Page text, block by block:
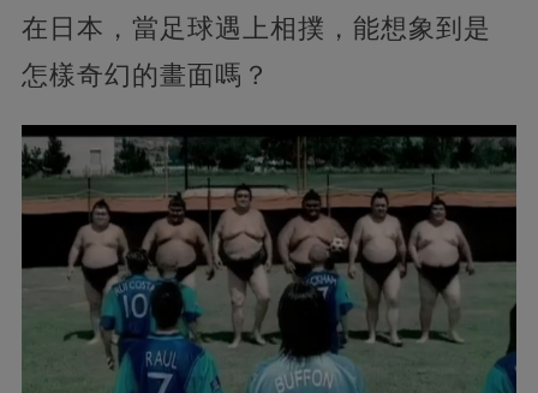
在日本，當足球遇上相撲，能想象到是
怎樣奇幻的畫面嗎？